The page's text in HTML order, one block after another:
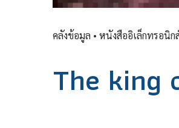
คลังข้อมูล • หนังสืออิเล็กทรอนิก
The king